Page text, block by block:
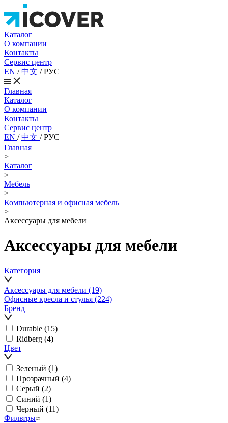
Каталог
О компании
Контакты
Сервис центр
EN /中文 /РУС
Главная
Каталог
О компании
Контакты
Сервис центр
EN /中文 /РУС
Главная
>
Каталог
>
Мебель
>
Компьютерная и офисная мебель
>
Аксессуары для мебели
Аксессуары для мебели
Категория
Аксессуары для мебели (19)
Офисные кресла и стулья (224)
Бренд
Durable (15)
Ridberg (4)
Цвет
Зеленый (1)
Прозрачный (4)
Серый (2)
Синий (1)
Черный (11)
Фильтры